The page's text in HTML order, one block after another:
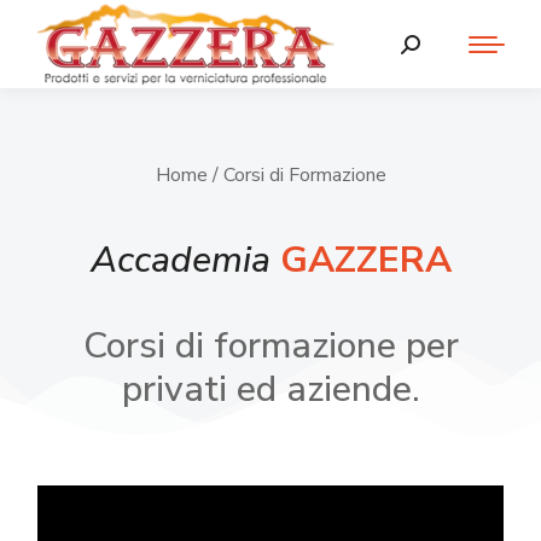
Home / Corsi di Formazione
Accademia GAZZERA
Corsi di formazione per
privati ed aziende.